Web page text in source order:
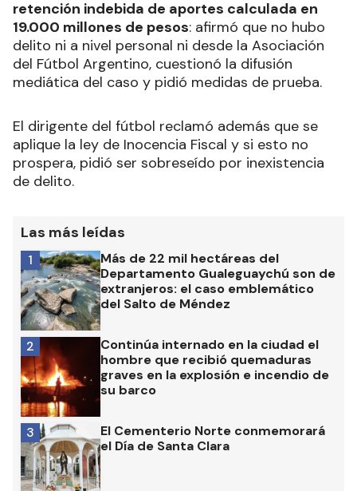
Elpresidente de la AFA Claudio “Chiqui” Tapia
se defendió por escrito este jueves en su
retención indebida de aportes calculada en
19.000 millones de pesos : afirmó que no hubo
delito ni a nivel personal ni desde la Asociación
del Fútbol Argentino, cuestionó la difusión
El dirigente del fútbol reclamó además que se
aplique la ley de Inocencia Fiscal y si esto no
prospera, pidió ser sobreseído por inexistencia
de delito.
Las más leídas
Más de 22 mil hectáreas del
Departamento Gualeguaychú son de
del Salto de Méndez
1
2